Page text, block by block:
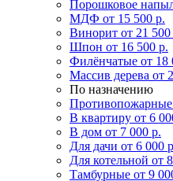
Порошковое
МДФ от 15 500 р.
Винорит от 21 500
Шпон от 16 500 р.
Филёнчатые от 18
Массив дерева от
По назначению
Противопожарные
В квартиру от 6
В дом от 7 000 р.
Для дачи от 6 000
Для котельной от
Тамбурные от 9